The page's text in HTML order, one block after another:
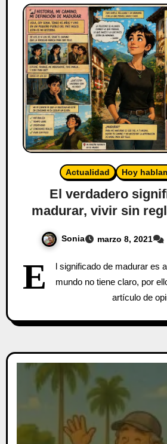
Actualidad Hoy
El verdadero
madurar, vivir sin
Sonia marzo 8, 2021
E
l significado de madurar es
mundo no tiene claro, por
artículo de